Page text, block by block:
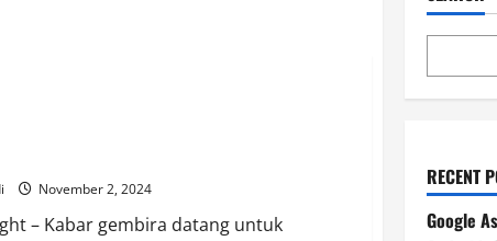
November 2, 2024
– Kabar gembira datang untuk
RECENT
Google